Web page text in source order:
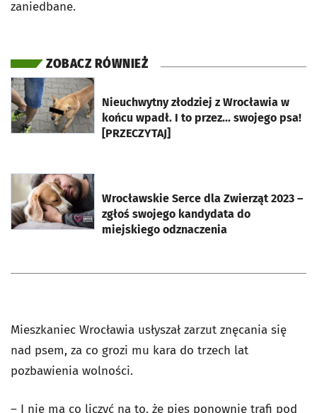
zaniedbane.
ZOBACZ RÓWNIEŻ
Nieuchwytny złodziej z Wrocławia w
końcu wpadł. I to przez... swojego psa!
[PRZECZYTAJ]
otworzy się w nowej karcie
Wrocławskie Serce dla Zwierząt 2023 –
zgłoś swojego kandydata do
miejskiego odznaczenia
otworzy się w nowej karcie
Mieszkaniec Wrocławia usłyszał zarzut znęcania się
nad psem, za co grozi mu kara do trzech lat
pozbawienia wolności.
– I nie ma co liczyć na to, że pies ponownie trafi pod